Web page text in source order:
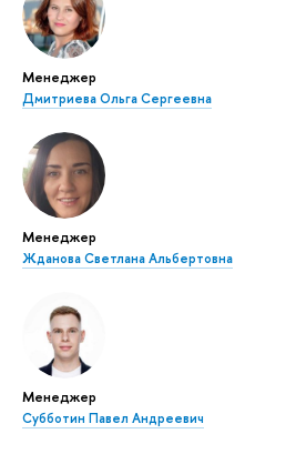
Менеджер
Дмитриева Ольга Сергеевна
Менеджер
Жданова Светлана Альбертовна
Менеджер
Субботин Павел Андреевич